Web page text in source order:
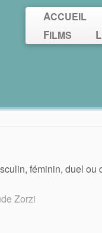
ACCUEIL
FILMS
féminin, duel ou
Zorzi